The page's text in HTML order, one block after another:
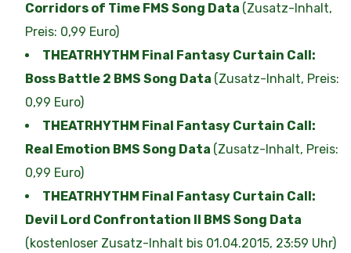
Corridors of Time FMS Song Data (Zusatz-Inhalt,
Preis: 0,99 Euro)
THEATRHYTHM Final Fantasy Curtain Call:
Boss Battle 2 BMS Song Data (Zusatz-Inhalt, Preis:
0,99 Euro)
THEATRHYTHM Final Fantasy Curtain Call:
Real Emotion BMS Song Data (Zusatz-Inhalt, Preis:
0,99 Euro)
THEATRHYTHM Final Fantasy Curtain Call:
Devil Lord Confrontation II BMS Song Data
(kostenloser Zusatz-Inhalt bis 01.04.2015, 23:59 Uhr)